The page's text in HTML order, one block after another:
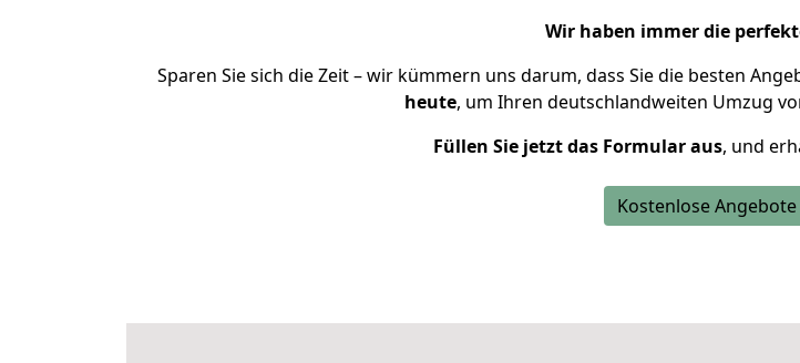
Wir haben immer die
Sparen Sie sich die Zeit – wir kümmern uns darum, dass Sie die besten
heute, um Ihren deutschlandweiten Umzug
Füllen Sie jetzt das Formular aus, und
Kostenlose